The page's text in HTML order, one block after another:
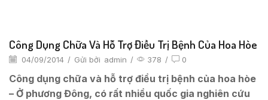
Công Dụng Chữa Và Hỗ Trợ Điều Trị Bệnh Của Hoa Hòe
04/09/2014 / Gửi bởi admin / 378 / 0
Công dụng chữa và hỗ trợ điều trị bệnh của hoa hòe
– Ở phương Đông, có rất nhiều quốc gia nghiên cứu